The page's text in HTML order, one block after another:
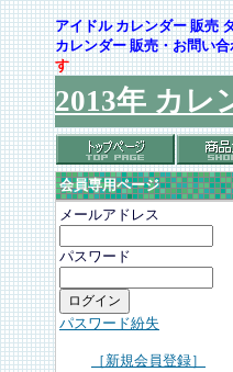
アイドル カレンダー 販売
カレンダー 販売・お問い
す
2013年 カレ
会員専用ページ
メールアドレス
パスワード
パスワード紛失
［新規会員登録］